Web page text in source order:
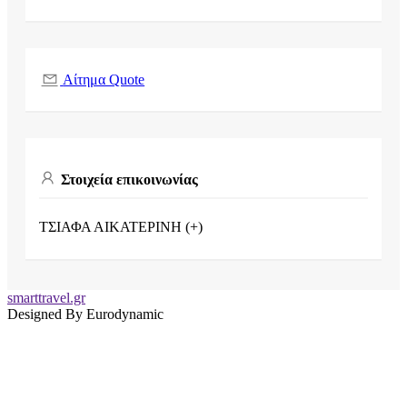
Αίτημα Quote
Στοιχεία επικοινωνίας
ΤΣΙΑΦΑ ΑΙΚΑΤΕΡΙΝΗ (+)
smarttravel.gr
Designed By Eurodynamic